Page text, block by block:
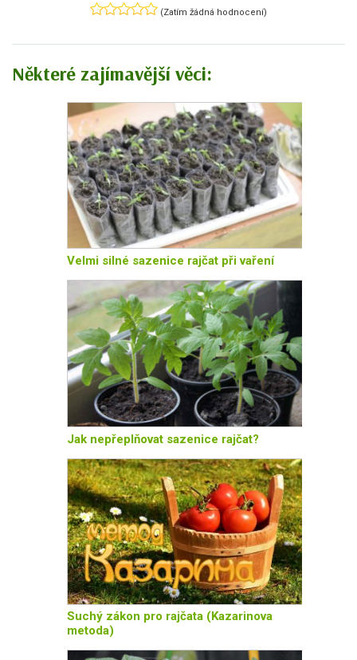
(Zatím žádná hodnocení)
Některé zajímavější věci:
Velmi silné sazenice rajčat při vaření
Jak nepřeplňovat sazenice rajčat?
Suchý zákon pro rajčata (Kazarinova
metoda)